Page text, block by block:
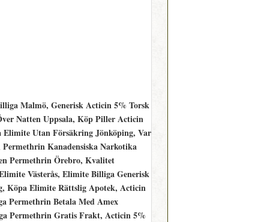
Malmö, Generisk Acticin 5% Torsk
Natten Uppsala, Köp Piller Acticin
Utan Försäkring Jönköping, Var
Kanadensiska Narkotika
Permethrin Örebro, Kvalitet
Västerås, Elimite Billiga Generisk
Köpa Elimite Rättslig Apotek, Acticin
Permethrin Betala Med Amex
Permethrin Gratis Frakt, Acticin 5%